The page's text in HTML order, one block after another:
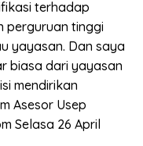
terhadap
perguruan tinggi
yayasan. Dan saya
biasa dari yayasan
mendirikan
Asesor Usep
Selasa 26 April